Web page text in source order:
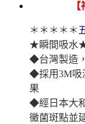
＊＊＊＊＊
★瞬間吸水
◆台灣製造
◆採用3M吸
果
◆經日本大
黴菌斑點並